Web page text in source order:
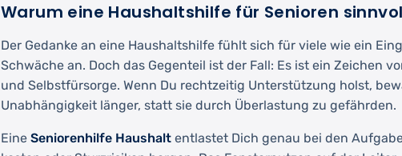
Warum eine Haushaltshilfe für Senioren
Der Gedanke an eine Haushaltshilfe fühlt sich für viele wie ein
Schwäche an. Doch das Gegenteil ist der Fall: Es ist ein Zeichen
und Selbstfürsorge. Wenn Du rechtzeitig Unterstützung holst,
Unabhängigkeit länger, statt sie durch Überlastung zu gefährden.
Eine Seniorenhilfe Haushalt entlastet Dich genau bei den